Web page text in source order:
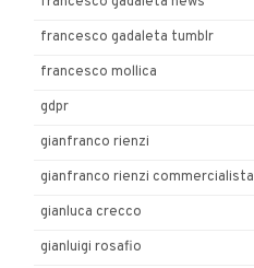
francesco gadaleta tumblr
francesco mollica
gdpr
gianfranco rienzi
gianfranco rienzi commercialista
gianluca crecco
gianluigi rosafio